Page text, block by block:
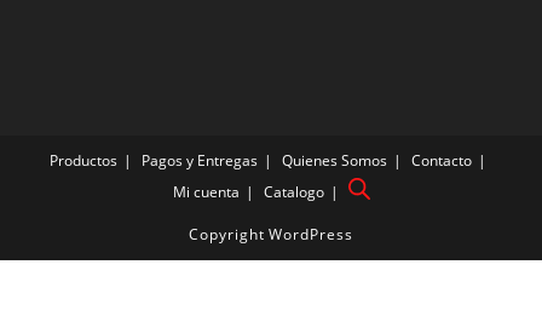
Productos Pagos y Entregas Quienes Somos
Contacto
Mi cuenta
Catalogo
Copyright WordPress